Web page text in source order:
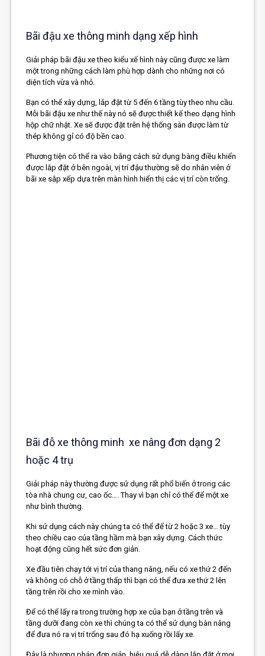
Bãi đậu xe thông minh dạng xếp hình
Giải pháp bãi đậu xe theo kiểu xế hình này cũng được xe làm
một trong những cách làm phù hợp dành cho những nơi có
diện tích vừa và nhỏ.
Bạn có thể xây dựng, lắp đặt từ 5 đến 6 tầng tùy theo nhu cầu.
Mỗi bãi đậu xe như thế này nó sẽ được thiết kế theo dạng hình
hộp chữ nhật. Xe sẽ được đặt trên hệ thống sàn được làm từ
thép không gỉ có độ bền cao.
Phương tiện có thể ra vào bằng cách sử dụng bàng điều khiển
được lắp đặt ở bên ngoài, vị trí đậu thường sẽ do nhân viên ở
bãi xe sắp xếp dựa trên màn hình hiển thị các vị trí còn trống.
Bãi đỗ xe thông minh xe nâng đơn dạng 2
hoặc 4 trụ
Giải pháp này thường được sử dụng rất phổ biến ở trong các
tòa nhà chung cư, cao ốc…. Thay vì bạn chỉ có thể để một xe
như bình thường.
Khi sử dụng cách này chúng ta có thể để từ 2 hoặc 3 xe… tùy
theo chiều cao của tầng hầm mà bạn xây dựng. Cách thức
hoạt động cũng hết sức đơn giản.
Xe đầu tiên chạy tới vị trí của thang nâng, nếu có xe thứ 2 đến
và không có chỗ ở tầng thấp thì bạn có thể đưa xe thứ 2 lên
tầng trên rồi cho xe mình vào.
Để có thể lấy ra trong trường hợp xe của bạn ở tầng trên và
tầng dưỡi đang còn xe thì chúng ta có thể sử dụng bàn nâng
để đưa nó ra vị trí trống sau đó hạ xuống rồi lấy xe.